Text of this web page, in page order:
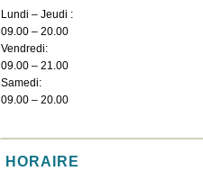
Lundi – Jeudi :
09.00 – 20.00
Vendredi:
09.00 – 21.00
Samedi:
09.00 – 20.00
HORAIRE